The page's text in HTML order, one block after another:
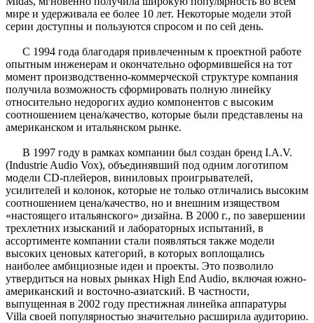
мире и удерживала ее более 10 лет. Некоторые модели этой
серии доступны и пользуются спросом и по сей день.
С 1994 года благодаря привлеченным к проектной работе
опытным инженерам и окончательно оформившейся на тот
момент производственно-коммерческой структуре компания
получила возможность сформировать полную линейку
относительно недорогих аудио компонентов с высоким
соотношением цена/качество, которые были представлены на
американском и итальянском рынке.
В 1997 году в рамках компании был создан бренд I.A.V.
(Industrie Audio Vox), объединявший под одним логотипом
модели CD-плейеров, виниловых проигрывателей,
усилителей и колонок, которые не только отличались высоким
соотношением цена/качество, но и внешним изяществом
«настоящего итальянского» дизайна. В 2000 г., по завершении
трехлетних изысканий и лабораторных испытаний, в
ассортименте компании стали появляться также модели
высоких ценовых категорий, в которых воплощались
наиболее амбициозные идеи и проекты. Это позволило
утвердиться на новых рынках High End Audio, включая южно-
американский и восточно-азиатский. В частности,
выпущенная в 2002 году престижная линейка аппаратуры
Villa своей популярностью значительно расширила аудиторию.